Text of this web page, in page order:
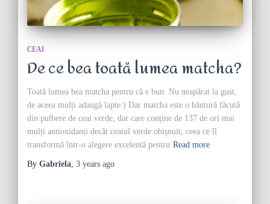
CEAI
De ce bea toată lumea matcha?
Toată lumea bea matcha pentru că e bun. Nu neapărat la gust,
de aceea mulți adaugă lapte:) Dar matcha este o băutură făcută
din pulbere de ceai verde, dar care conține de 137 de ori mai
mulți antioxidanți decât ceaiul verde obișnuit, ceea ce îl
transformă într-o alegere excelentă pentru Read more
By Gabriela, 3 years ago